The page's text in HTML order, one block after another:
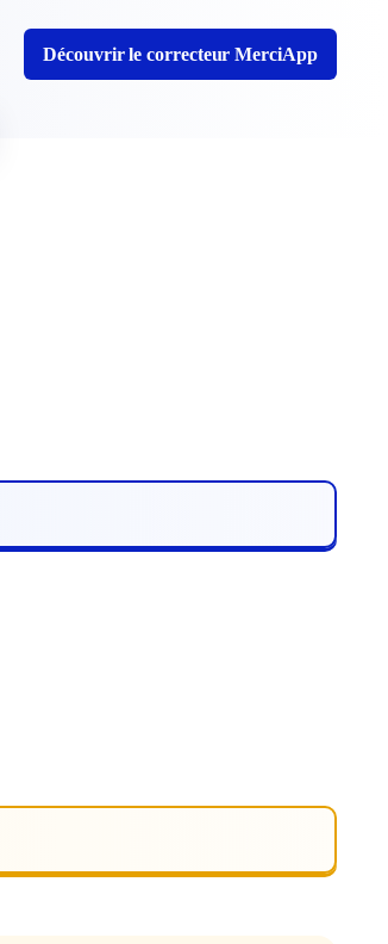
Découvrir le correcteur MerciApp